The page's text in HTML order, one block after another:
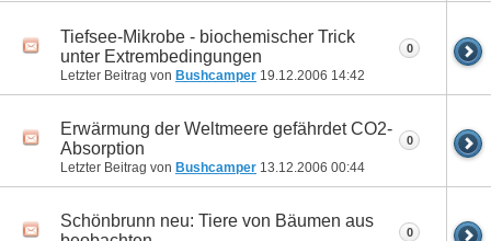
Tiefsee-Mikrobe - biochemischer Trick
unter Extrembedingungen
Letzter Beitrag von Bushcamper 19.12.2006 14:42
0
Erwärmung der Weltmeere gefährdet CO2-
Absorption
Letzter Beitrag von Bushcamper 13.12.2006 00:44
0
Schönbrunn neu: Tiere von Bäumen aus
0